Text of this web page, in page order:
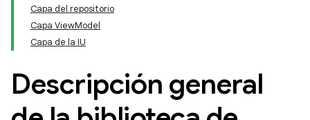
Capa del repositorio
Capa ViewModel
Capa de la IU
Descripción general